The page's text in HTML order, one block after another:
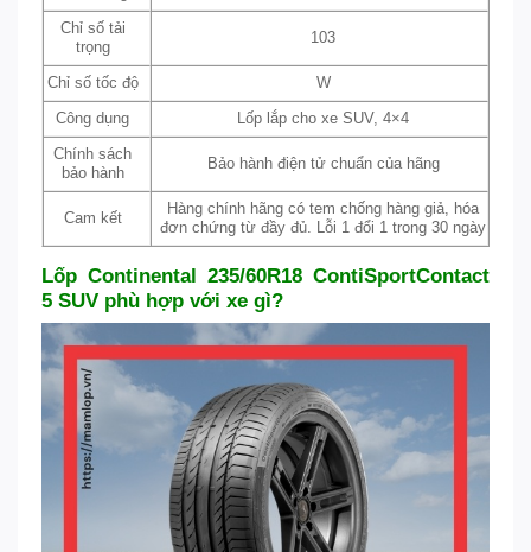
Chỉ số tải
trọng
103
Chỉ số tốc độ W
Công dụng Lốp lắp cho xe SUV, 4×4
Chính sách
bảo hành
Bảo hành điện tử chuẩn của hãng
Cam kết
Hàng chính hãng có tem chống hàng giả, hóa
đơn chứng từ đầy đủ. Lỗi 1 đổi 1 trong 30 ngày
Lốp Continental 235/60R18 ContiSportContact
5 SUV phù hợp với xe gì?